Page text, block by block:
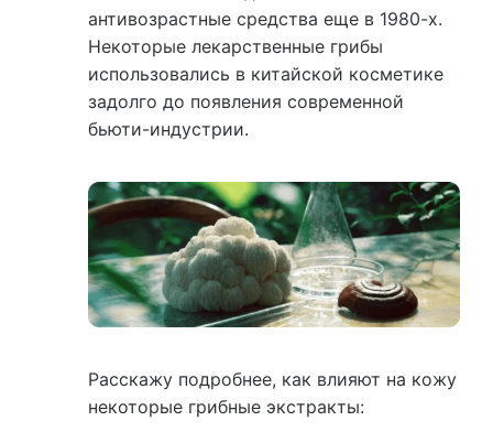
антивозрастные средства еще в 1980-х.
Некоторые лекарственные грибы
использовались в китайской косметике
задолго до появления современной
бьюти-индустрии.
Расскажу подробнее, как влияют на кожу
некоторые грибные экстракты: